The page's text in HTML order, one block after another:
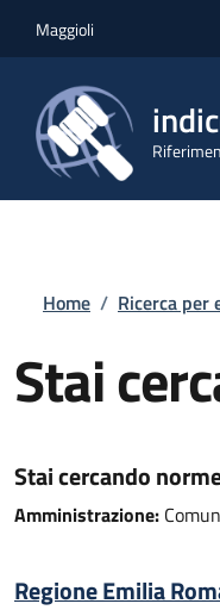
Maggioli
Briciole
Home / Ricerca
Stai
Stai cercando
Amministrazione:
Regione Emilia